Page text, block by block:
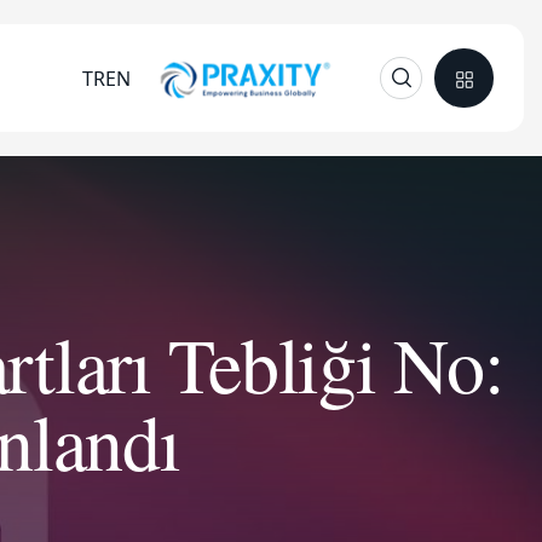
TREN
Tebliği No: